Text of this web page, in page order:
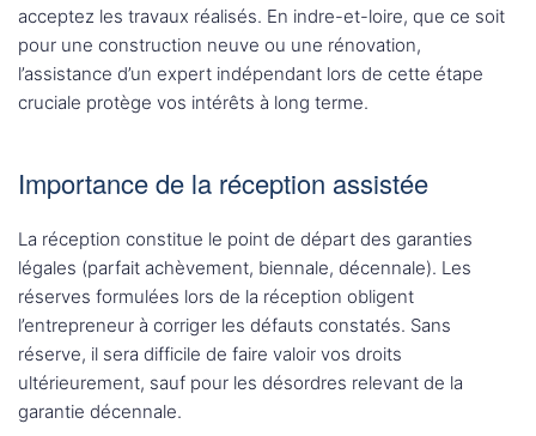
acceptez les travaux réalisés. En indre-et-loire, que ce soit
pour une construction neuve ou une rénovation,
l’assistance d’un expert indépendant lors de cette étape
cruciale protège vos intérêts à long terme.
Importance de la réception assistée
La réception constitue le point de départ des garanties
légales (parfait achèvement, biennale, décennale). Les
réserves formulées lors de la réception obligent
l’entrepreneur à corriger les défauts constatés. Sans
réserve, il sera difficile de faire valoir vos droits
ultérieurement, sauf pour les désordres relevant de la
garantie décennale.